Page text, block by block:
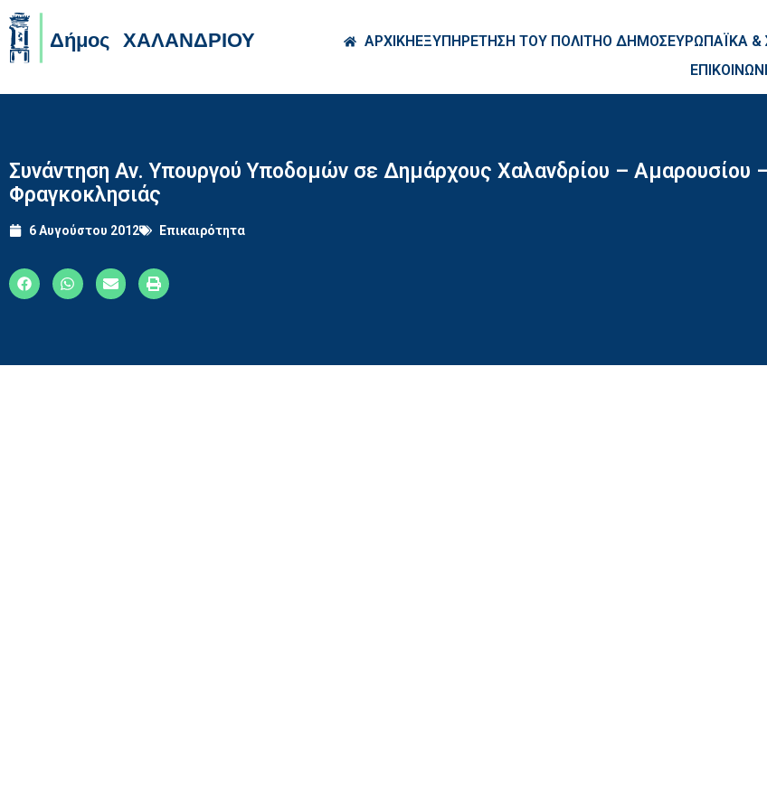
ΑΡΧΙΚΗΕΞΥΠΗΡΕΤΗΣΗ ΤΟΥ ΠΟΛΙΤΗΟ ΔΗΜΟΣΕΥΡΩΠΑΪΚΑ
Συνάντηση Αν. Υπουργού Υποδομών σε Δημάρχους Χαλανδρίου – Αμαρουσίου –
Φραγκοκλησιάς
6 Αυγούστου 2012 Επικαιρότητα